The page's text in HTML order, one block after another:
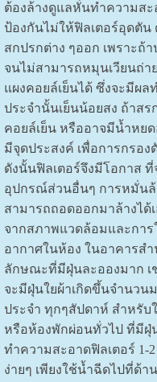
ต้องล้างดูแลหั่นทำความสะ
ป้องกันไม่ให้ฟิลเตอร์อุดตัน
สกปรกต่าง ๆออก เพราะถ้
จนไม่สามารถหมุนเวียนถ่า
แผงคอยล์เย็นได้ ซึ่งจะมีผล
ประจำนั้นเย็นน้อยสง ถ้าสร
คอยล์เย็น หรืออาจมีน้ำหย
มีจุดประสงค์ เพื่อการกรอ
ดังนั้นฟิลเตอร์จึงมีโอกาส ที่
อุปกรณ์ส่วนอื่นๆ การหมั่นล้
สามารถถอดออกมาล้างได้
จากสภาพแวดล้อมและการ
อากาศในห้อง ในอาคารส
ลักษณะที่มีฝุ่นละอองมาก เ
จะมีฝุ่นใยผ้าเกิดขึ้นจำนวน
ประจำ ทุกๆสัปดาห์ สำหรั
หรือห้องพักผ่อนทั่วไป ที่มีฝุ่
ทำความสะอาดฟิลเตอร์ 1-
ง่ายๆ เพียงใช้น้ำฉีดไปที่ด้